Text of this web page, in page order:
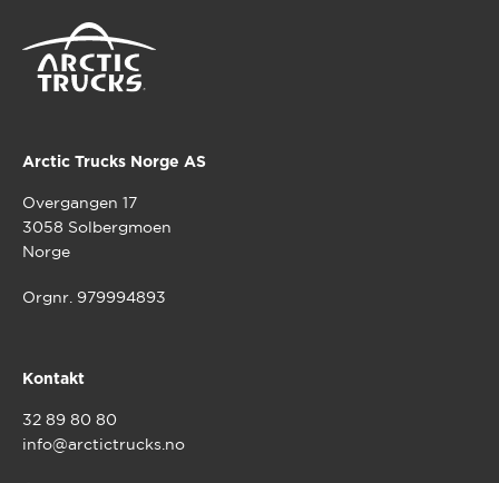
Arctic Trucks Norge AS
Overgangen 17
3058 Solbergmoen
Norge
Orgnr. 979994893
Kontakt
32 89 80 80
info@arctictrucks.no